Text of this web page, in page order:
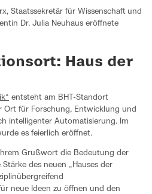
Staatssekretär für Wissenschaft und
Dr. Julia Neuhaus eröffnete
Haus der
entsteht am BHT-Standort
Ort für Forschung, Entwicklung und
intelligenter Automatisierung. Im
es feierlich eröffnet.
Grußwort die Bedeutung der
des neuen „Hauses der
neue Ideen zu öffnen und den